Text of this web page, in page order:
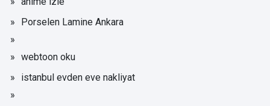
Porselen Lamine Ankara
webtoon oku
istanbul evden eve nakliyat